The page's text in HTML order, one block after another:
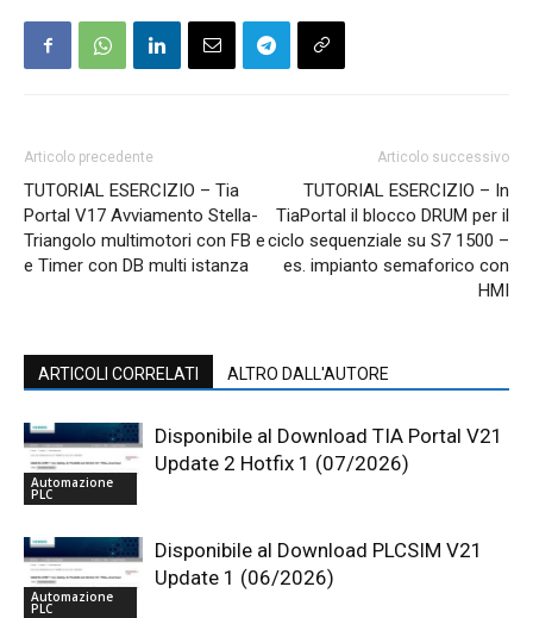
Articolo precedente
TUTORIAL ESERCIZIO – Tia
Portal V17 Avviamento Stella-
Triangolo multimotori con FB e
e Timer con DB multi istanza
Articolo successivo
TUTORIAL ESERCIZIO – In
TiaPortal il blocco DRUM per il
ciclo sequenziale su S7 1500 –
es. impianto semaforico con
HMI
ARTICOLI CORRELATI ALTRO DALL'AUTORE
Automazione
PLC
Disponibile al Download TIA Portal V21
Update 2 Hotfix 1 (07/2026)
Automazione
PLC
Disponibile al Download PLCSIM V21
Update 1 (06/2026)